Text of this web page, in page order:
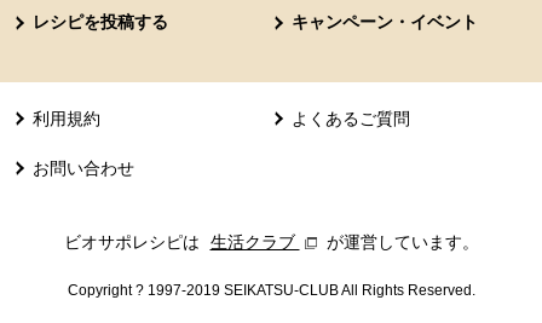
レシピを投稿する キャンペーン・イベント
利用規約 よくあるご質問
お問い合わせ
ビオサポレシピは 生活クラブ 別のウィンドウで開きます。
が運営しています。
Copyright ? 1997-2019 SEIKATSU-CLUB All Rights Reserved.